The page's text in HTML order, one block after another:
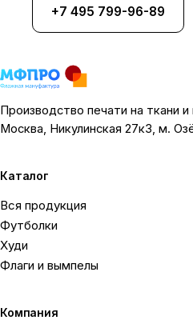
+7 495 799-96-89
Производство печати на ткани и
Москва, Никулинская 27к3, м.
Каталог
Вся продукция
Футболки
Худи
Флаги и вымпелы
Компания